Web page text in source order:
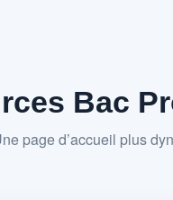
Bac
page d’accueil plus